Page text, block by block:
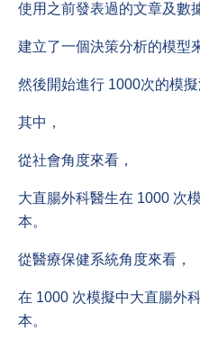
使用之前發表過的文章及數
建立了一個決策分析的模型
然後開始進行 1000次的模擬
其中，
從社會角度來看，
大直腸外科醫生在 1000 次
本。
從醫療保健系統角度來看，
在 1000 次模擬中大直腸外
本。